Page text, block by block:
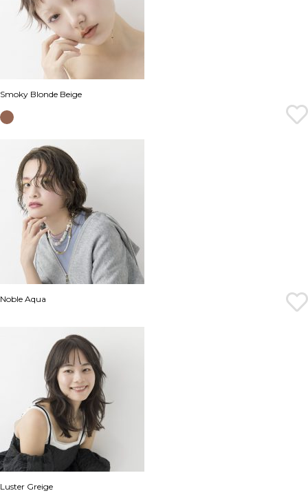
Smoky Blonde Beige
Noble Aqua
Luster Greige